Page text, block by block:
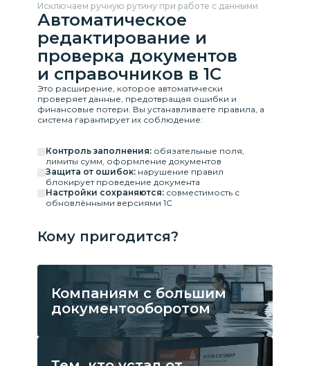
Исключаем ручную рутину при работе с данными
Автоматическое
редактирование и
проверка документов
и справочников в 1С
Это расширение, которое автоматически
проверяет данные, предотвращая ошибки и
финансовые потери. Вы устанавливаете правила, а
система гарантирует их соблюдение:
Контроль заполнения: обязательные поля,
лимиты сумм, оформление документов
Защита от ошибок: нарушение правил
блокирует проведение документа
Настройки сохраняются: совместимость с
обновлёнными версиями 1С
Кому пригодится?
Компаниям с большим
документооборотом